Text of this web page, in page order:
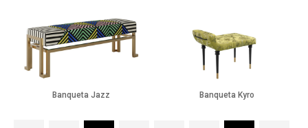
Banqueta Jazz Banqueta Kyro